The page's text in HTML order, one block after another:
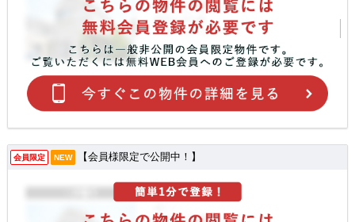
会員限定 NEW 【会員様限定で公開中！】